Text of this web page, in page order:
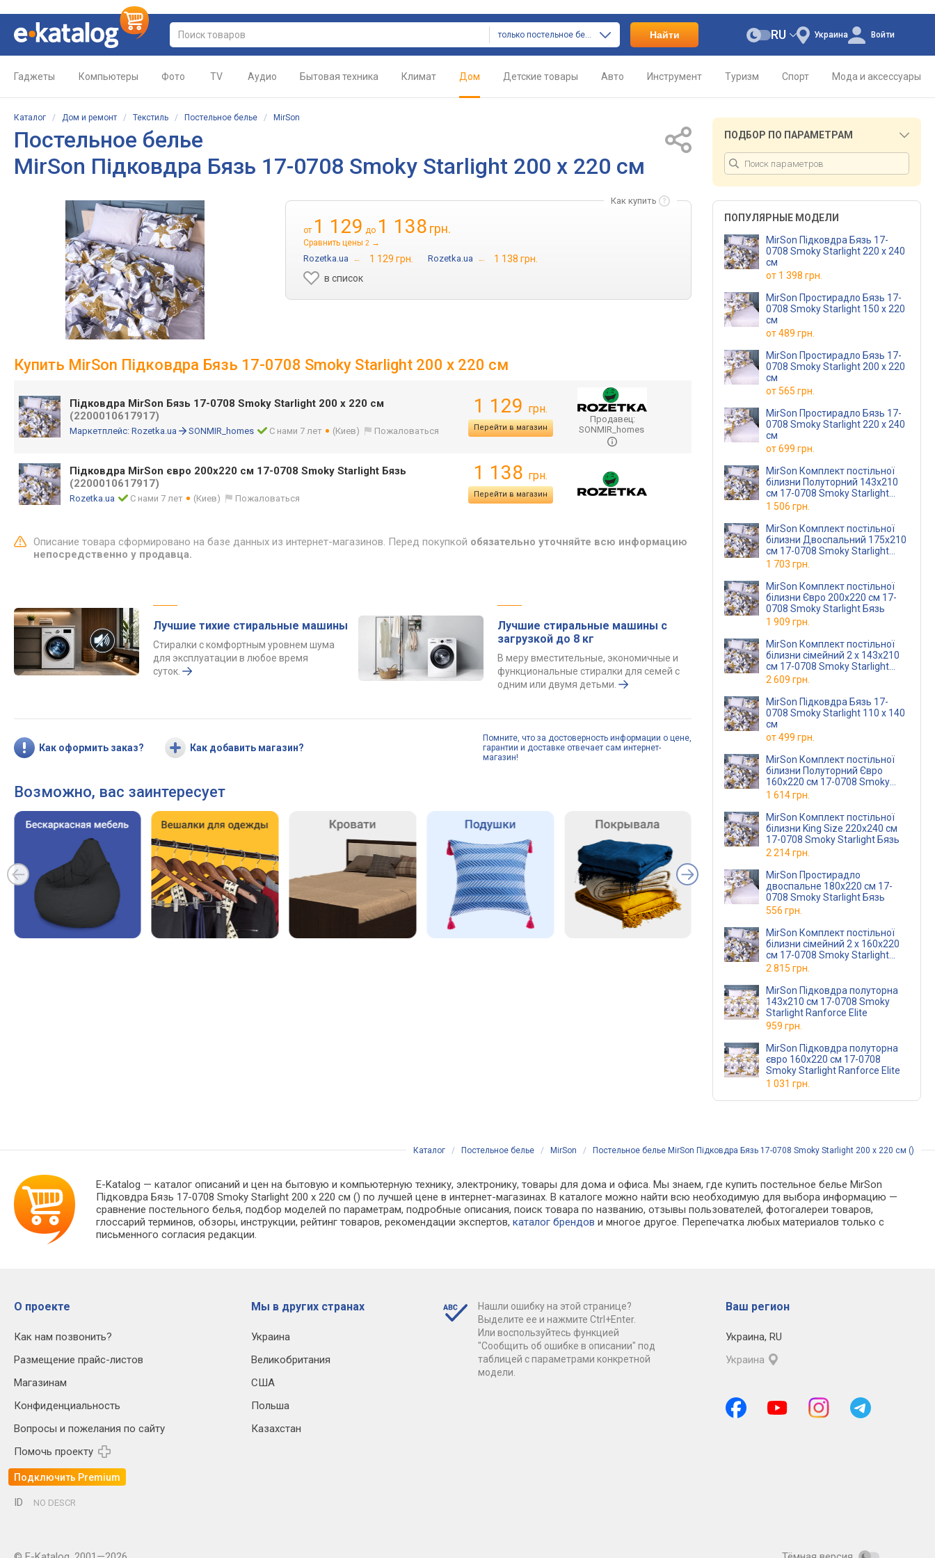
только постельное белье Найти Украина
RU Войти
Гаджеты Компьютеры Фото TV Аудио Бытовая техника Климат Дом Детские товары Авто Инструмент Туризм Спорт Мода и аксессуары
Каталог / Дом и ремонт / Текстиль / Постельное белье / MirSon
Постельное белье
MirSon Підковдра Бязь 17-0708 Smoky Starlight 200 x 220 см
Как купить
от 1 129 до 1 138 грн.
Сравнить цены 2 →
Rozetka.ua → 1 129 грн. Rozetka.ua →
1 138 грн.
в список
Купить MirSon Підковдра Бязь 17-0708 Smoky Starlight 200 x 220 см
Підковдра MirSon Бязь 17-0708 Smoky Starlight 200 x 220 см
(2200010617917)
Маркетплейс: Rozetka.ua SONMIR_homes С нами 7 лет (Киев) Пожаловаться
1 129 грн.
Перейти в магазин
Продавец:
SONMIR_homes
Підковдра MirSon євро 200x220 см 17-0708 Smoky Starlight Бязь
(2200010617917)
Rozetka.ua С нами 7 лет (Киев) Пожаловаться
1 138 грн.
Перейти в магазин
Описание товара сформировано на базе данных из интернет-магазинов. Перед покупкой обязательно уточняйте всю информацию
непосредственно у продавца.
Лучшие тихие стиральные машины
Стиралки с комфортным уровнем шума
для эксплуатации в любое время
суток.
Лучшие стиральные машины с
загрузкой до 8 кг
В меру вместительные, экономичные и
функциональные стиралки для семей с
одним или двумя детьми.
Как оформить заказ? Как добавить магазин?
Помните, что за достоверность информации о цене,
гарантии и доставке отвечает сам интернет-
магазин!
Возможно, вас заинтересует
ПОДБОР ПО ПАРАМЕТРАМ
ПОПУЛЯРНЫЕ МОДЕЛИ
MirSon Підковдра Бязь 17-
0708 Smoky Starlight 220 x 240
см
от 1 398 грн.
MirSon Простирадло Бязь 17-
0708 Smoky Starlight 150 х 220
см
от489 грн.
MirSon Простирадло Бязь 17-
0708 Smoky Starlight 200 х 220
см
от565 грн.
MirSon Простирадло Бязь 17-
0708 Smoky Starlight 220 х 240
см
от699 грн.
MirSon Комплект постільної
білизни Полуторний 143х210
см 17-0708 Smoky Starlight
Бязь
1 506 грн.
MirSon Комплект постільної
білизни Двоспальний 175х210
см 17-0708 Smoky Starlight
Бязь
1 703 грн.
MirSon Комплект постільної
білизни Євро 200х220 см 17-
0708 Smoky Starlight Бязь
1 909 грн.
MirSon Комплект постільної
білизни сімейний 2 x 143x210
см 17-0708 Smoky Starlight
Бязь
2 609 грн.
MirSon Підковдра Бязь 17-
0708 Smoky Starlight 110 x 140
см
от499 грн.
MirSon Комплект постільної
білизни Полуторний Євро
160х220 см 17-0708 Smoky
Starlight Бязь
1 614 грн.
MirSon Комплект постільної
білизни King Size 220х240 см
17-0708 Smoky Starlight Бязь
2 214 грн.
MirSon Простирадло
двоспальне 180x220 см 17-
0708 Smoky Starlight Бязь
556 грн.
MirSon Комплект постільної
білизни сімейний 2 x 160x220
см 17-0708 Smoky Starlight
Бязь
2 815 грн.
MirSon Підковдра полуторна
143x210 см 17-0708 Smoky
Starlight Ranforce Elite
959 грн.
MirSon Підковдра полуторна
євро 160x220 см 17-0708
Smoky Starlight Ranforce Elite
1 031 грн.
Каталог / Постельное белье / MirSon / Постельное белье MirSon Підковдра Бязь 17-0708 Smoky Starlight 200 x 220 см ()
E-Katalog — каталог описаний и цен на бытовую и компьютерную технику, электронику, товары для дома и офиса. Мы знаем, где купить постельное белье MirSon
Підковдра Бязь 17-0708 Smoky Starlight 200 x 220 см () по лучшей цене в интернет-магазинах. В каталоге можно найти всю необходимую для выбора информацию —
сравнение постельного белья, подбор моделей по параметрам, подробные описания, поиск товара по названию, отзывы пользователей, фотогалереи товаров,
глоссарий терминов, обзоры, инструкции, рейтинг товаров, рекомендации экспертов,каталог брендов и многое другое. Перепечатка любых материалов только с
письменного согласия редакции.
О проекте
Как нам позвонить?
Размещение прайс-листов
Магазинам
Конфиденциальность
Вопросы и пожелания по сайту
Помочь проекту
Подключить Premium
Мы в других странах
Украина
Великобритания
США
Польша
Казахстан
Нашли ошибку на этой странице?
Выделите ее и нажмите Ctrl+Enter.
Или воспользуйтесь функцией
"Сообщить об ошибке в описании" под
таблицей с параметрами конкретной
модели.
Ваш регион
Украина, RU
Украина
ID NO DESCR